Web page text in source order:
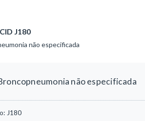
J180
não especificada
não especificada
J180